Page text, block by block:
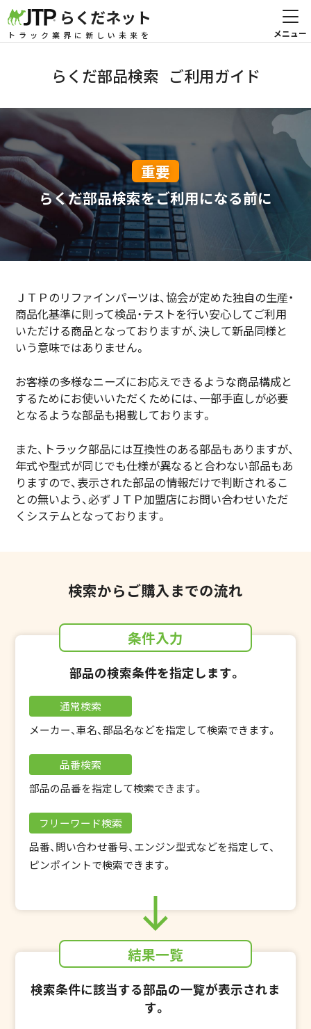
らくだネット
トラック業界に新しい未来を
らくだ部品検索 ご利用ガイド
重要
らくだ部品検索をご利用になる前に
ＪＴＰのリファインパーツは、協会が定めた独自の生産・
商品化基準に則って検品・テストを行い安心してご利用
いただける商品となっておりますが、決して新品同様と
いう意味ではありません。
お客様の多様なニーズにお応えできるような商品構成と
するためにお使いいただくためには、一部手直しが必要
となるような部品も掲載しております。
また、トラック部品には互換性のある部品もありますが、
年式や型式が同じでも仕様が異なると合わない部品もあ
りますので、表示された部品の情報だけで判断されるこ
との無いよう、必ずＪＴＰ加盟店にお問い合わせいただ
くシステムとなっております。
検索からご購入までの流れ
条件入力
部品の検索条件を指定します。
通常検索
メーカー、車名、部品名などを指定して検索できます。
品番検索
部品の品番を指定して検索できます。
フリーワード検索
品番、問い合わせ番号、エンジン型式などを指定して、
ピンポイントで検索できます。
結果一覧
検索条件に該当する部品の一覧が表示されま
す。